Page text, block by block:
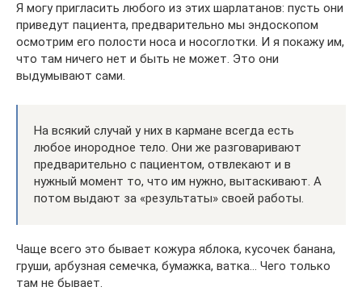
Я могу пригласить любого из этих шарлатанов: пусть они
приведут пациента, предварительно мы эндоскопом
осмотрим его полости носа и носоглотки. И я покажу им,
что там ничего нет и быть не может. Это они
выдумывают сами.
На всякий случай у них в кармане всегда есть
любое инородное тело. Они же разговаривают
предварительно с пациентом, отвлекают и в
нужный момент то, что им нужно, вытаскивают. А
потом выдают за «результаты» своей работы.
Чаще всего это бывает кожура яблока, кусочек банана,
груши, арбузная семечка, бумажка, ватка… Чего только
там не бывает.